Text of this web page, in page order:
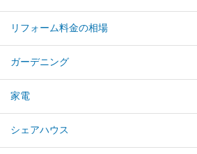
リフォーム料金の相場
ガーデニング
家電
シェアハウス